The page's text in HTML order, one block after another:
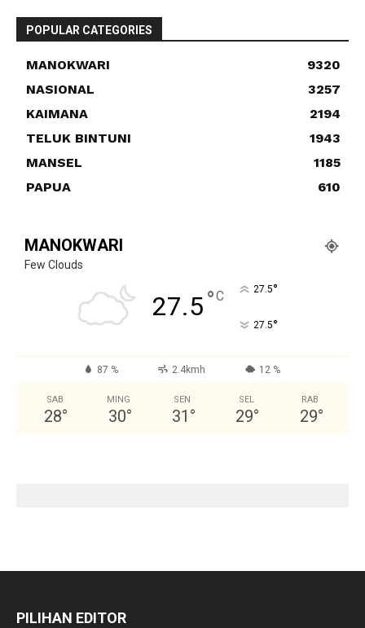
POPULAR CATEGORIES
MANOKWARI
9320
NASIONAL
3257
KAIMANA
2194
TELUK BINTUNI
1943
MANSEL
1185
PAPUA
610
MANOKWARI
Few Clouds
27.5°C 27.5°
27.5°
87 % 2.4kmh 12 %
SAB
28°
MING
30°
SEN
31 °
SEL
29°
RAB
29°
PILIHAN EDITOR